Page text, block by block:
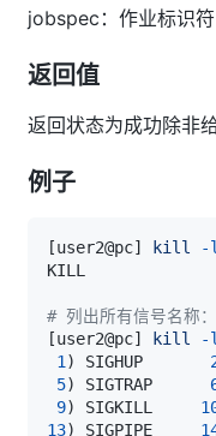
jobspec：作业标识符
返回值
返回状态为成功除非
例子
[user2@pc] kill -l
# 列出所有信号名称：
[user2@pc] kill
-l
1 ) SIGHUP
5) SIGTRAP
9) SIGKILL
13) SIGPIPE